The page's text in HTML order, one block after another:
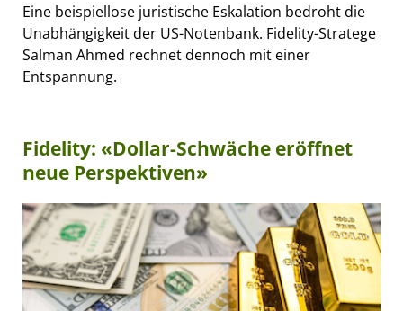
Eine beispiellose juristische Eskalation bedroht die
Unabhängigkeit der US-Notenbank. Fidelity-Stratege
Salman Ahmed rechnet dennoch mit einer
Entspannung.
Fidelity: «Dollar-Schwäche eröffnet
neue Perspektiven»